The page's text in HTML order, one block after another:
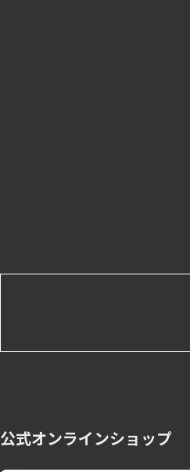
公式オンラインショップ